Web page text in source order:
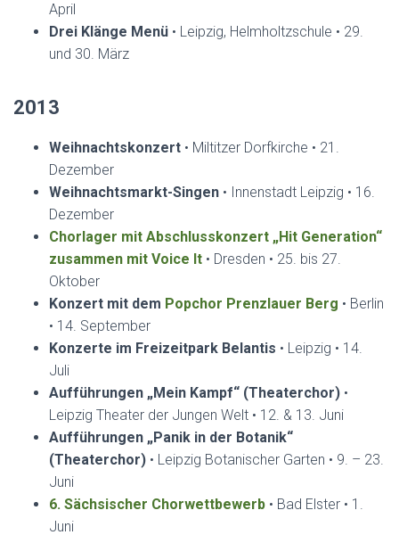
April
Drei Klänge Menü • Leipzig, Helmholtzschule • 29.
und 30. März
2013
Weihnachtskonzert • Miltitzer Dorfkirche • 21.
Dezember
Weihnachtsmarkt-Singen • Innenstadt Leipzig • 16.
Dezember
Chorlager mit Abschlusskonzert „Hit Generation“
zusammen mit Voice It • Dresden • 25. bis 27.
Oktober
Konzert mit dem Popchor Prenzlauer Berg • Berlin
• 14. September
Konzerte im Freizeitpark Belantis • Leipzig • 14.
Juli
Aufführungen „Mein Kampf“ (Theaterchor) •
Leipzig Theater der Jungen Welt • 12. & 13. Juni
Aufführungen „Panik in der Botanik“
(Theaterchor) • Leipzig Botanischer Garten • 9. – 23.
Juni
6. Sächsischer Chorwettbewerb • Bad Elster • 1.
Juni